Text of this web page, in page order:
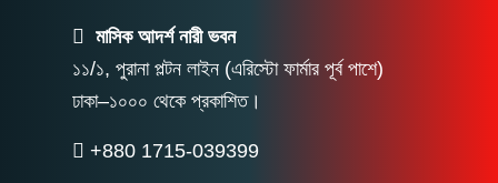
মাসিক আদর্শ নারী ভবন
১১/১, পুরানা পল্টন লাইন (এরিস্টো ফার্মার পূর্ব পাশে)
ঢাকা–১০০০ থেকে প্রকাশিত।
+880 1715-039399